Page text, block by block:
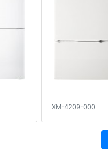
XM-4209-000